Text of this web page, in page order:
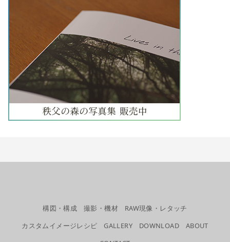
構図・構成 撮影・機材
RAW現像・レタッチ
カスタムイメージレシピ
GALLERY DOWNLOAD
ABOUT